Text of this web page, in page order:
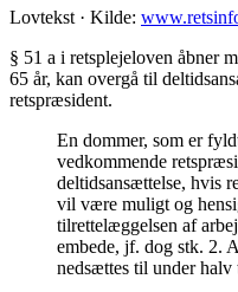
Lovtekst · Kilde:
§ 51 a i retsplejeloven åbner
65 år, kan overgå til
retspræsident.
En dommer, som er
vedkommende
deltidsansættelse, hvis
vil være muligt og
tilrettelæggelsen af
embede, jf. dog stk. 2.
nedsættes til under halv